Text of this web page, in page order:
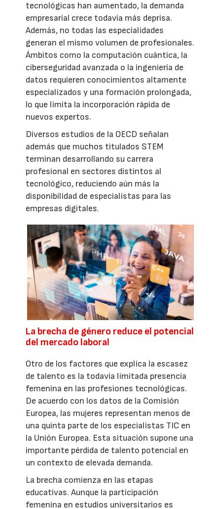
tecnológicas han aumentado, la demanda
empresarial crece todavía más deprisa.
Además, no todas las especialidades
generan el mismo volumen de profesionales.
Ámbitos como la computación cuántica, la
ciberseguridad avanzada o la ingeniería de
datos requieren conocimientos altamente
especializados y una formación prolongada,
lo que limita la incorporación rápida de
nuevos expertos.
Diversos estudios de la OECD señalan
además que muchos titulados STEM
terminan desarrollando su carrera
profesional en sectores distintos al
tecnológico, reduciendo aún más la
disponibilidad de especialistas para las
empresas digitales.
La brecha de género reduce el potencial
del mercado laboral
Otro de los factores que explica la escasez
de talento es la todavía limitada presencia
femenina en las profesiones tecnológicas.
De acuerdo con los datos de la Comisión
Europea, las mujeres representan menos de
una quinta parte de los especialistas TIC en
la Unión Europea. Esta situación supone una
importante pérdida de talento potencial en
un contexto de elevada demanda.
La brecha comienza en las etapas
educativas. Aunque la participación
femenina en estudios universitarios es